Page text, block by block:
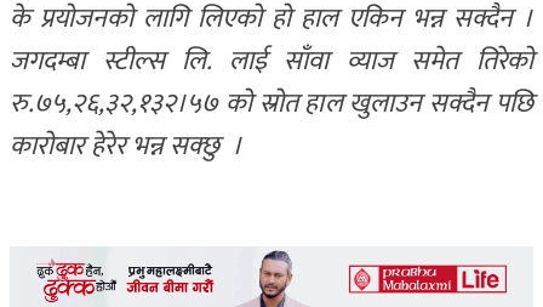
के प्रयोजनको लागि लिएको हो हाल एकिन भन्न सक्दैन ।
जगदम्बा स्टील्स लि. लाई साँवा व्याज समेत तिरेको
रु.७५,२६,३२,१३२।५७ को स्रोत हाल खुलाउन सक्दैन पछि
कारोबार हेरेर भन्न सक्छु ।